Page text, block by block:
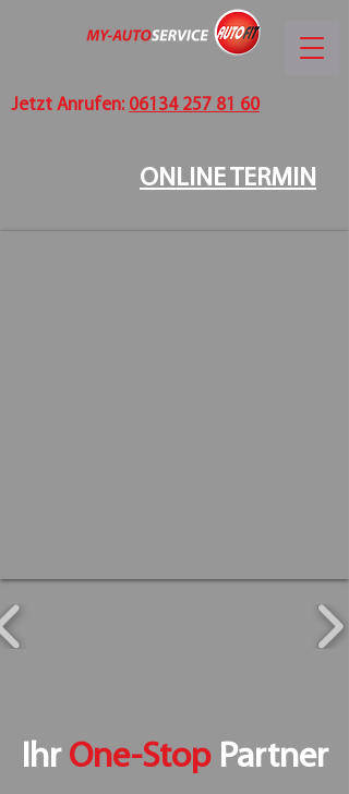
ONLINE TERMIN
Jetzt Anrufen: 06134 257 81 60
Ihr One-StopPartner